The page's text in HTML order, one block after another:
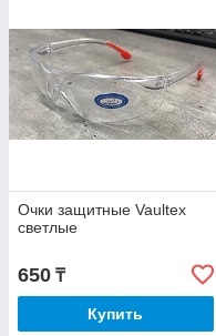
Очки защитные Vaultex
светлые
650 ₸
Купить